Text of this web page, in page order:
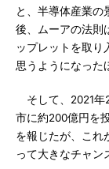
と、半導体産業の
後、ムーアの法則
ップレットを取り
思うようになった
そして、2021年
市に約200億円を
を報じたが、これ
って大きなチャン